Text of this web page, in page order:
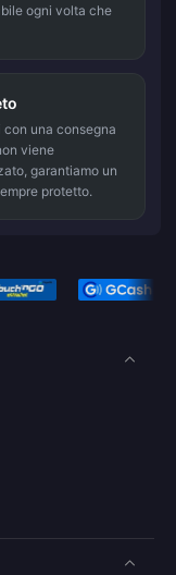
ogni volta che
una consegna
viene
garantiamo un
protetto.